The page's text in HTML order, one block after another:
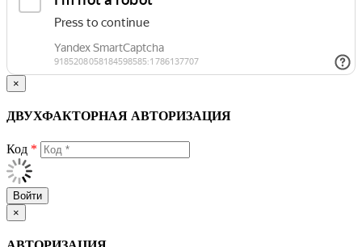
×
ДВУХФАКТОРНАЯ АВТОРИЗАЦИЯ
Код *
Войти
×